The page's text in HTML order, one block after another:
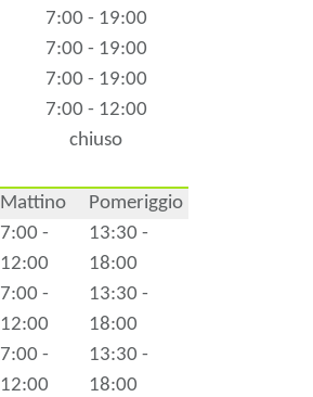
7:00 - 19:00
7:00 - 19:00
7:00 - 19:00
7:00 - 12:00
chiuso
Mattino Pomeriggio
7:00 -
12:00
13:30 -
18:00
7:00 -
12:00
13:30 -
18:00
7:00 -
12:00
13:30 -
18:00